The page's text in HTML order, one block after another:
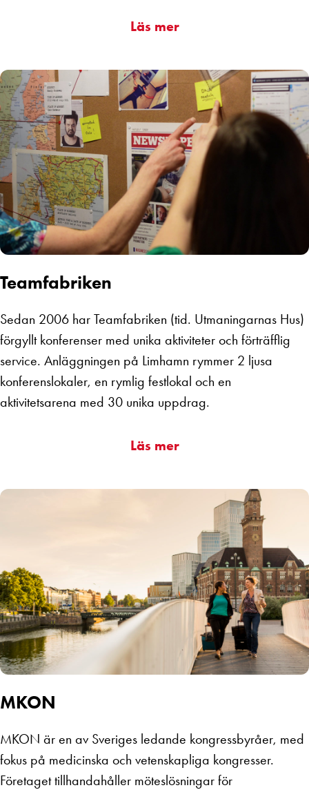
Läs mer
Teamfabriken
Sedan 2006 har Teamfabriken (tid. Utmaningarnas Hus)
förgyllt konferenser med unika aktiviteter och förträfflig
service. Anläggningen på Limhamn rymmer 2 ljusa
konferenslokaler, en rymlig festlokal och en
aktivitetsarena med 30 unika uppdrag.
Läs mer
MKON
MKON är en av Sveriges ledande kongressbyråer, med
fokus på medicinska och vetenskapliga kongresser.
Företaget tillhandahåller möteslösningar för